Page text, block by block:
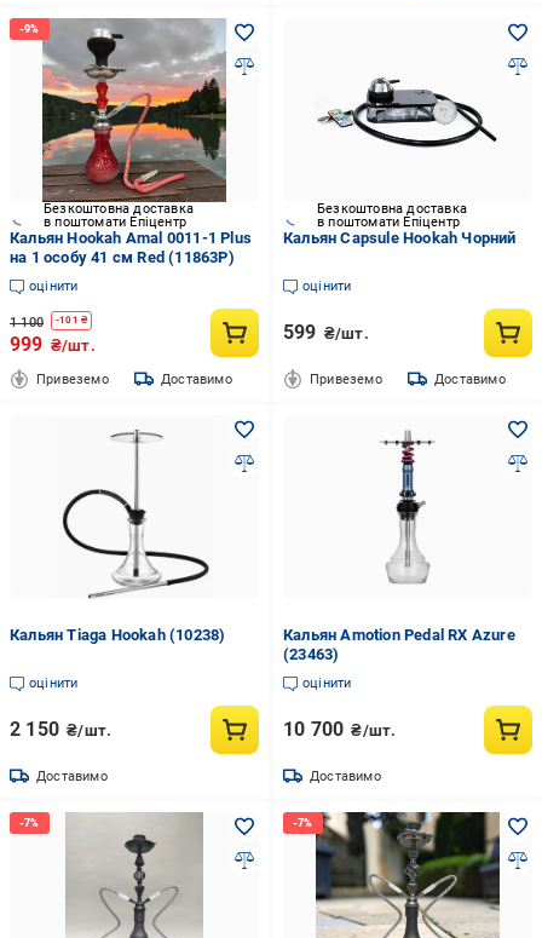
Безкоштовна доставка
в поштомати Епіцентр
Кальян Hookah Amal 0011-1 Plus
на 1 особу 41 см Red (11863P)
оцінити
1 100 -101 ₴
999 ₴/шт.
Привеземо Доставимо
Безкоштовна доставка
в поштомати Епіцентр
Кальян Capsule Hookah Чорний
оцінити
599 ₴/шт.
Привеземо Доставимо
Кальян Tiaga Hookah (10238)
оцінити
2 150 ₴/шт.
Доставимо
Кальян Amotion Pedal RX Azure
(23463)
оцінити
10 700 ₴/шт.
Доставимо